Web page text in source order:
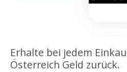
Erhalte bei jedem
Österreich Geld zurück.